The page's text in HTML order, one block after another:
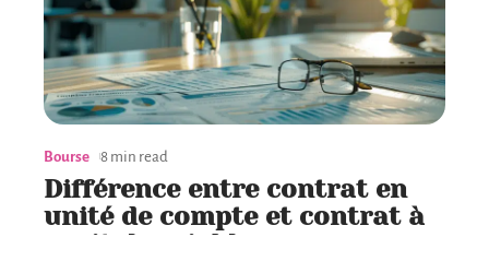
Bourse 8 min read
Différence entre contrat en
unité de compte et contrat à
capital variable